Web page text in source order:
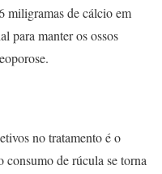
miligramas de cálcio em
para manter os ossos
no tratamento é o
de rúcula se torna